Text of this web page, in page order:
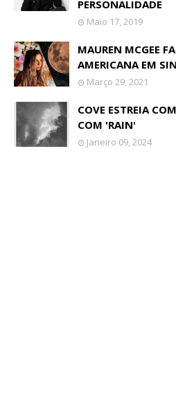
PERSONALIDADE
Maio 17, 2019
MAUREN MCGEE
AMERICANA EM
Março 29, 2021
COVE ESTREIA
COM 'RAIN'
Janeiro 09, 2024